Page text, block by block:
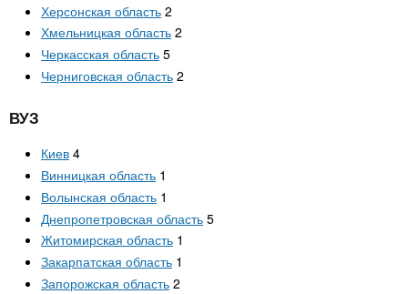
Херсонская область 2
Хмельницкая область 2
Черкасская область 5
Черниговская область 2
ВУЗ
Киев 4
Винницкая область 1
Волынская область 1
Днепропетровская область 5
Житомирская область 1
Закарпатская область 1
Запорожская область 2